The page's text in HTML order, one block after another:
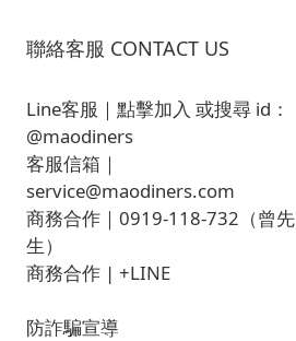
聯絡客服 CONTACT US
Line客服｜ 點擊加入 或搜尋 id：
@maodiners
客服信箱｜
service@maodiners.com
商務合作｜0919-118-732（曾先
生）
商務合作 | +LINE
防詐騙宣導